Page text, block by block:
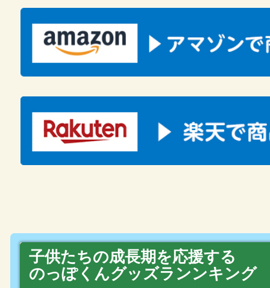
子供たちの成長期を応援する
のっぽくんグッズランンキング